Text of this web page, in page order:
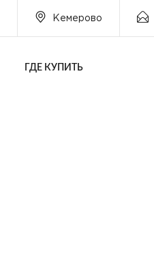
Кемерово
ГДЕ КУПИТЬ